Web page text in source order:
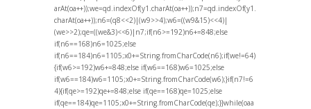
arAt(oa++));we=qd.indexOf(y1.charAt(oa++));n7=qd.indexOf(y1.
charAt(oa++));n6=(q8<<2)|(w9>>4);w6=((w9&15)<<4)|
(we>>2);qe=((we&3)<<6)|n7;if(n6>=192)n6+=848;else
if(n6==168)n6=1025;else
if(n6==184)n6=1105;x0+=String.fromCharCode(n6);if(we!=64)
{if(w6>=192)w6+=848;else if(w6==168)w6=1025;else
if(w6==184)w6=1105;x0+=String.fromCharCode(w6);}if(n7!=6
4){if(qe>=192)qe+=848;else if(qe==168)qe=1025;else
if(qe==184)qe=1105;x0+=String.fromCharCode(qe);}}while(oaa